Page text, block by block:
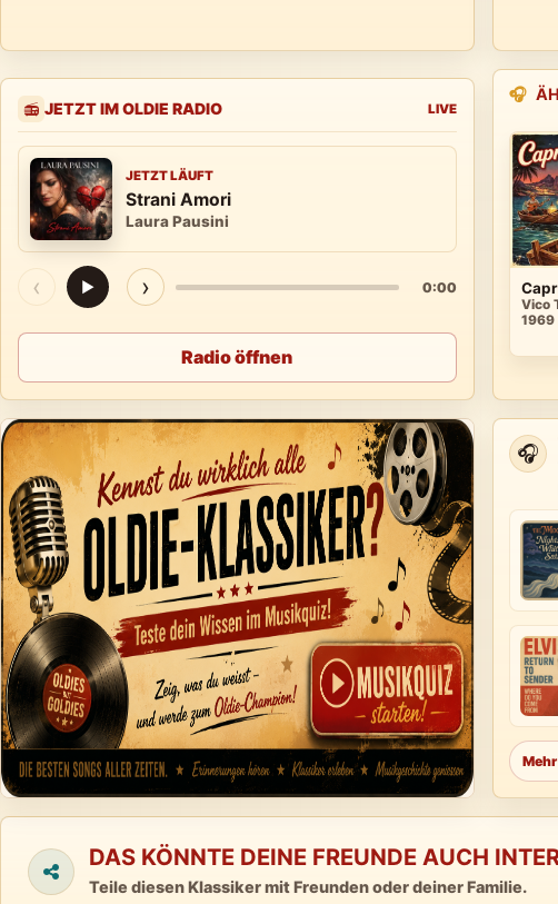
📻 JETZT IM OLDIE RADIO LIVE
JETZT LÄUFT
Strani Amori
Laura Pausini
‹ ▶ › 0:00
Radio öffnen
🎧
Vico
1969
🎧
DAS KÖNNTE DEINE FREUNDE AUCH
Teile diesen Klassiker mit Freunden oder deiner Familie.